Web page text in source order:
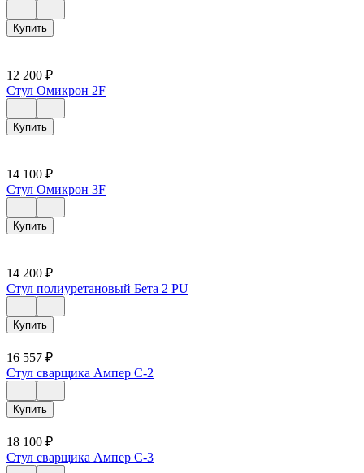
Купить
12 200 ₽
Стул Омикрон 2F
Купить
14 100 ₽
Стул Омикрон 3F
Купить
14 200 ₽
Стул полиуретановый Бета 2 PU
Купить
16 557 ₽
Стул сварщика Ампер С-2
Купить
18 100 ₽
Стул сварщика Ампер С-3